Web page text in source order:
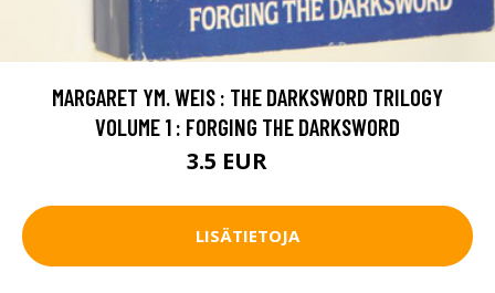
MARGARET YM. WEIS : THE DARKSWORD TRILOGY
VOLUME 1 : FORGING THE DARKSWORD
3.5 EUR
LISÄTIETOJA